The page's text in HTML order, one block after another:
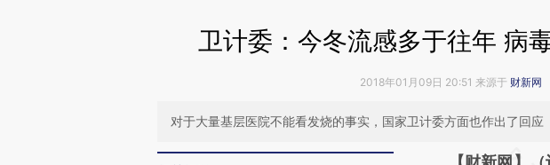
卫计委：今冬流感多于往年 病
2018年01月09日 20:51 来源于 财新网
对于大量基层医院不能看发烧的事实，国家卫计委方面也作出了回应